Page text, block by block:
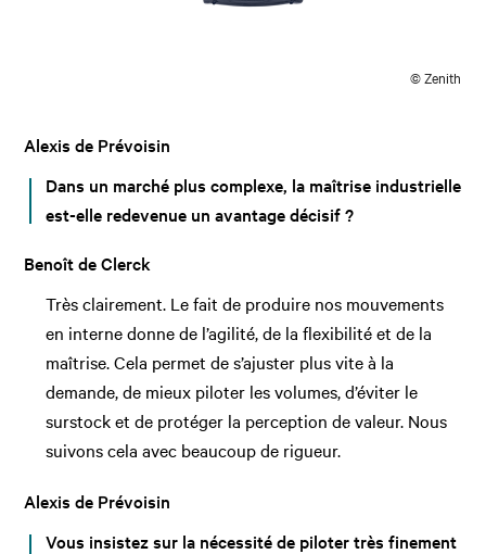
© Zenith
Alexis de Prévoisin
Dans un marché plus complexe, la maîtrise industrielle
est-elle redevenue un avantage décisif ?
Benoît de Clerck
Très clairement. Le fait de produire nos mouvements
en interne donne de l’agilité, de la flexibilité et de la
maîtrise. Cela permet de s’ajuster plus vite à la
demande, de mieux piloter les volumes, d’éviter le
surstock et de protéger la perception de valeur. Nous
suivons cela avec beaucoup de rigueur.
Alexis de Prévoisin
Vous insistez sur la nécessité de piloter très finement